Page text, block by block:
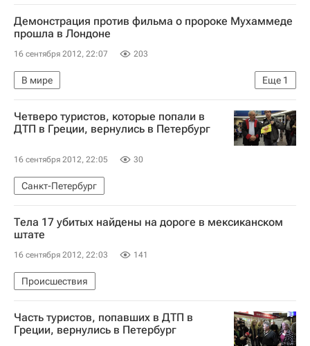
Виктор Хряпа
Демонстрация против фильма о пророке Мухаммеде
прошла в Лондоне
16 сентября 2012, 22:07 203
Еще 1
В мире
Реакция в исламском мире на фильм "Невиновность мусульман"
Четверо туристов, которые попали в
ДТП в Греции, вернулись в Петербург
16 сентября 2012, 22:05 30
Санкт-Петербург
Тела 17 убитых найдены на дороге в мексиканском
штате
16 сентября 2012, 22:03 141
Происшествия
Часть туристов, попавших в ДТП в
Греции, вернулись в Петербург